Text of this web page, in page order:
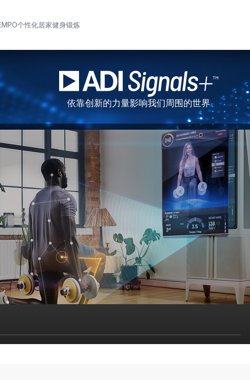
个性化居家健身锻炼
依靠创新的力量影响我们周围的世界